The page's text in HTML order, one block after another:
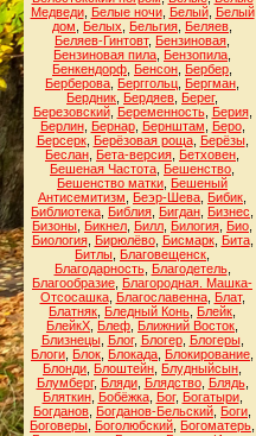
Медведи, Белые ночи, Белый, Белый
дом
Белых Бельгия Беляев
Беляев-Гинтовт, Бензиновая
Бензиновая пила Бензопила
Бенкендорф Бенсон Бербер
Берберова Берггольц Бергман
Бердник Бердяев Берег,
Березовский, Беременность, Берия,
Берлин, Бернар, Бернштам Беро,
Берсерк, Берёзовая роща, Берёзы,
Беслан Бета-версия Бетховен
Бешеная Частота Бешенство
Бешенство матки Бешеный
Антисемитизм
Беэр-Шева Бибик
Библиотека Библия Бигдан Бизнес
Бизоны Бикнел Билл Билогия Био
Биология, Бирюлёво, Бисмарк, Бита,
Битлы Благовещенск
Благодарность, Благодетель,
Благообразие Благородная. Машка-
Отсосашка, Благославенна, Блат,
Блатняк Бледный Конь Блейк
БлейкХ Блеф Ближний Восток
Близнецы, Блог, Блогер, Блогеры,
Блоги Блок Блокада Блокирование
Блонди Блоштейн Блудныйсын
Блумберг, Бляди, Блядство, Блядь,
Бляткин, Бобёжка, Бог, Богатыри,
Богданов Богданов-Бельский Боги
Боговеры Боголюбский Богоматерь